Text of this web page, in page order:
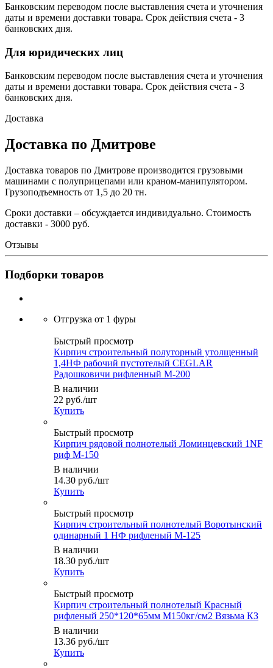
Банковским переводом после выставления счета и уточнения
даты и времени доставки товара. Срок действия счета - 3
банковских дня.
Для юридических лиц
Банковским переводом после выставления счета и уточнения
даты и времени доставки товара. Срок действия счета - 3
банковских дня.
Доставка
Доставка по Дмитрове
Доставка товаров по Дмитрове производится грузовыми
машинами с полуприцепами или краном-манипулятором.
Грузоподъемность от 1,5 до 20 тн.
Сроки доставки – обсуждается индивидуально. Стоимость
доставки - 3000 руб.
Отзывы
Подборки товаров
Быстрый просмотр
Кирпич строительный полуторный утолщенный
1,4НФ рабочий пустотелый CEGLAR
Радошковичи рифленный М-200
В наличии
22 руб./шт
Купить
Быстрый просмотр
Кирпич рядовой полнотелый Ломинцевский 1NF
риф М-150
В наличии
14.30 руб./шт
Купить
Быстрый просмотр
Кирпич строительный полнотелый Воротынский
одинарный 1 НФ рифленый М-125
В наличии
18.30 руб./шт
Купить
Быстрый просмотр
Кирпич строительный полнотелый Красный
рифленый 250*120*65мм М150кг/см2 Вязьма КЗ
В наличии
13.36 руб./шт
Купить